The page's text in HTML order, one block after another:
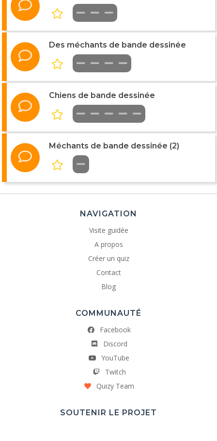
Des méchants de bande dessinée
Chiens de bande dessinée
Méchants de bande dessinée (2)
NAVIGATION
Visite guidée
A propos
Créer un quiz
Contact
Blog
COMMUNAUTÉ
Facebook
Discord
YouTube
Twitch
Quizy Team
SOUTENIR LE PROJET